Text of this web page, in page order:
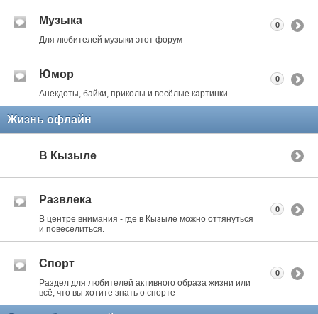
Музыка
Для любителей музыки этот форум
0
Юмор
Анекдоты, байки, приколы и весёлые картинки
0
Жизнь офлайн
В Кызыле
Развлека
В центре внимания - где в Кызыле можно оттянуться
и повеселиться.
0
Спорт
Раздел для любителей активного образа жизни или
всё, что вы хотите знать о спорте
0